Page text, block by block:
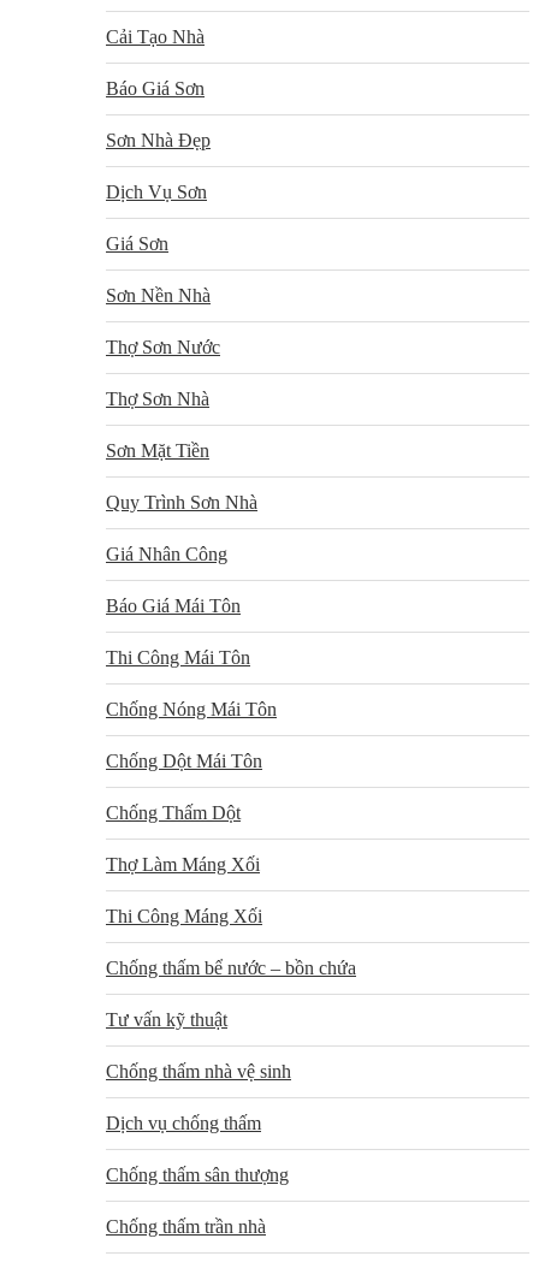
Cải Tạo Nhà
Báo Giá Sơn
Sơn Nhà Đẹp
Dịch Vụ Sơn
Giá Sơn
Sơn Nền Nhà
Thợ Sơn Nước
Thợ Sơn Nhà
Sơn Mặt Tiền
Quy Trình Sơn Nhà
Giá Nhân Công
Báo Giá Mái Tôn
Thi Công Mái Tôn
Chống Nóng Mái Tôn
Chống Dột Mái Tôn
Chống Thấm Dột
Thợ Làm Máng Xối
Thi Công Máng Xối
Chống thấm bể nước – bồn chứa
Tư vấn kỹ thuật
Chống thấm nhà vệ sinh
Dịch vụ chống thấm
Chống thấm sân thượng
Chống thấm trần nhà